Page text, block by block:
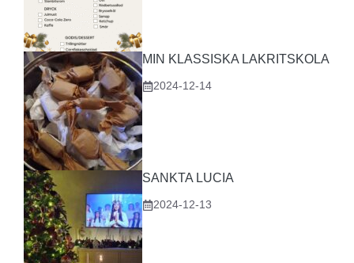
MIN KLASSISKA LAKRITSKOLA
2024-12-14
SANKTA LUCIA
2024-12-13